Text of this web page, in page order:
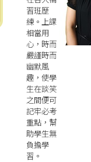
習班歷
練。上課
相當用
心，時而
嚴謹時而
幽默風
趣，使學
生在談笑
之間便可
記牢必考
重點，幫
助學生無
負擔學
習。